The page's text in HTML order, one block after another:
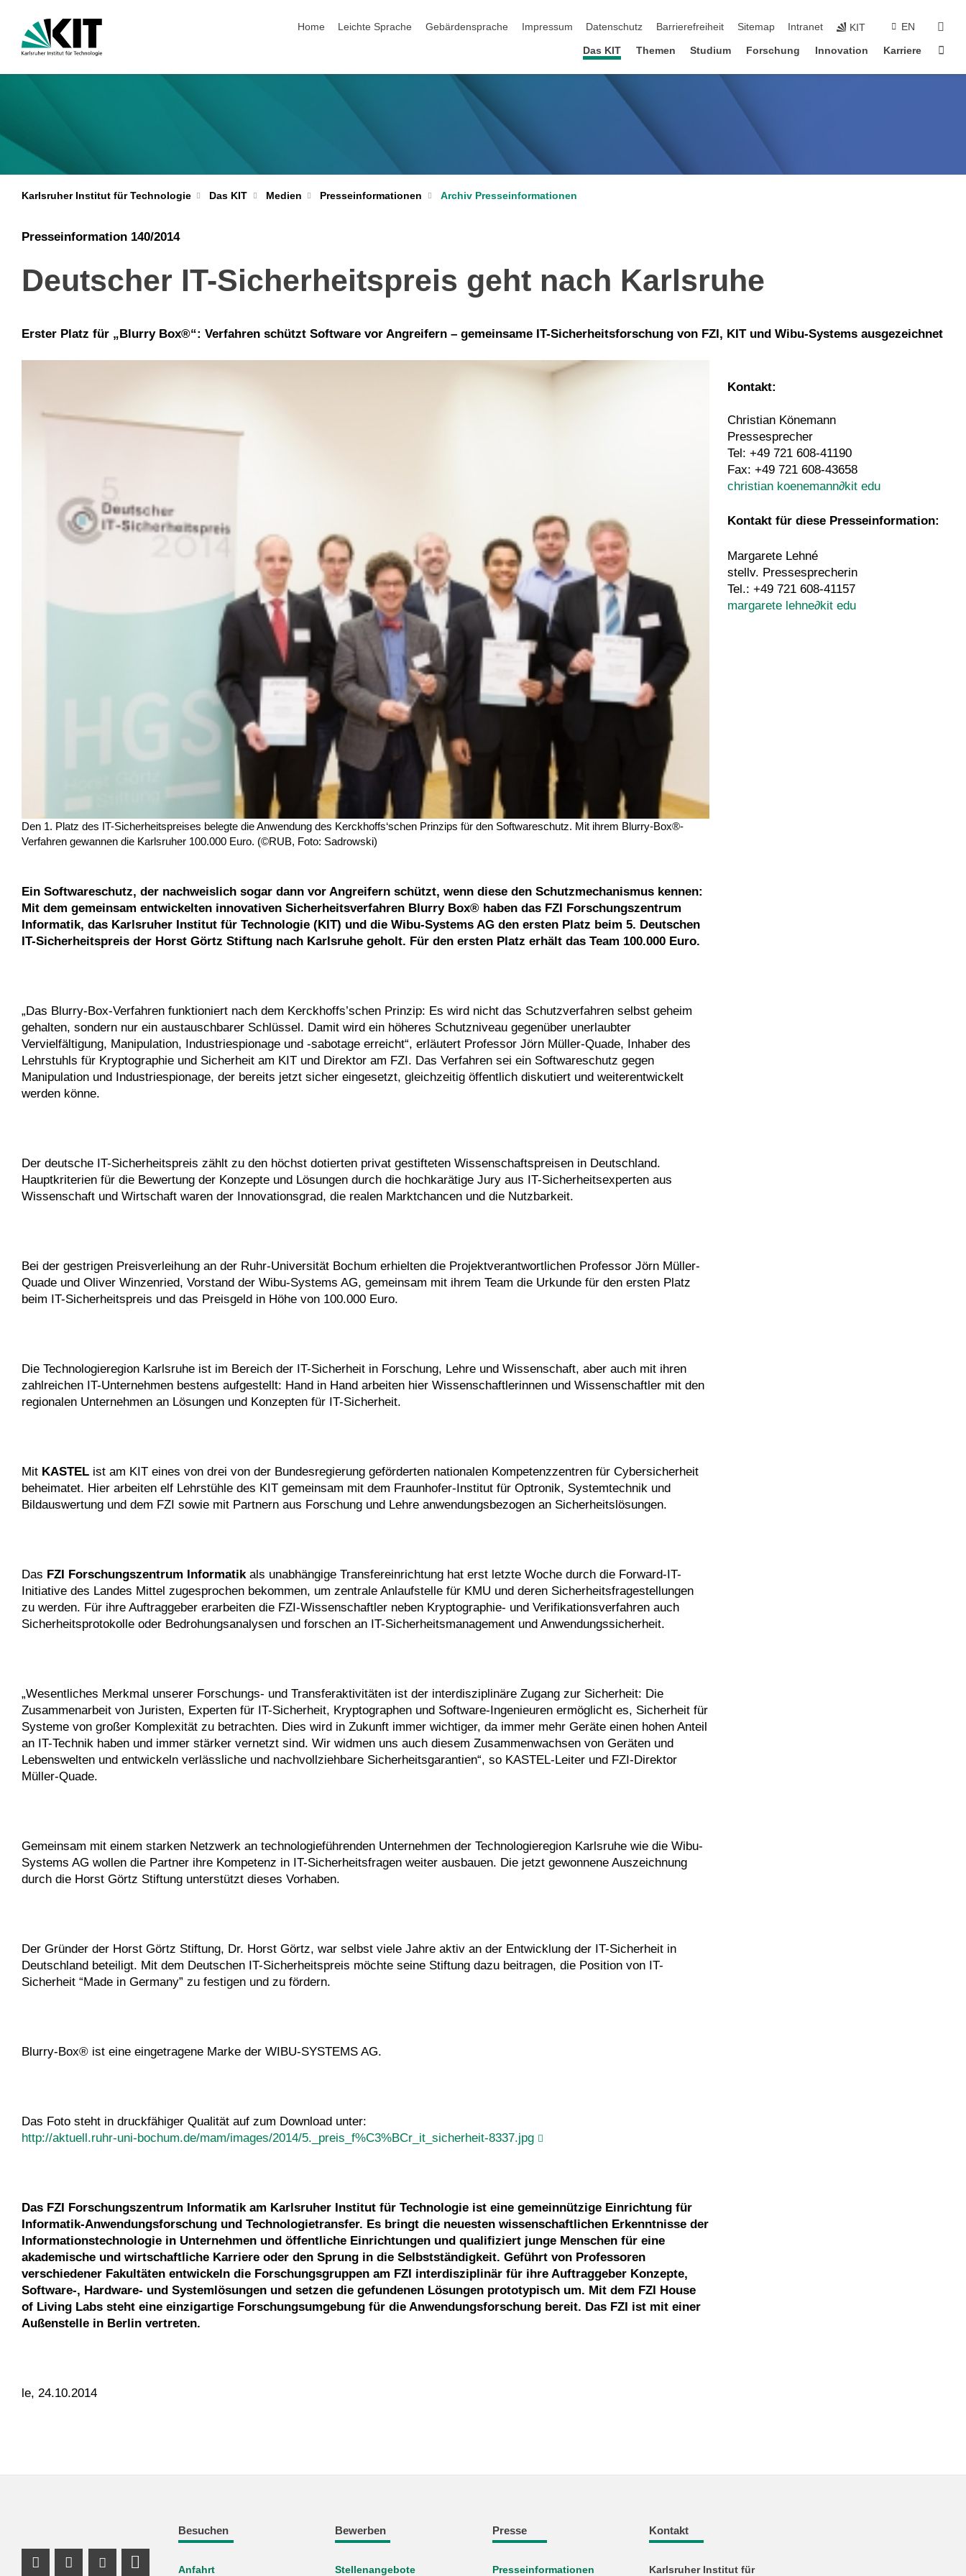
Home
Leichte Sprache Gebärdensprache Impressum Datenschutz Barrierefreiheit Sitemap Intranet KIT EN
Das KIT Themen Studium Forschung Innovation Karriere
Karlsruher Institut für Technologie Das KIT Medien Presseinformationen Archiv Presseinformationen
Presseinformation 140/2014
Deutscher IT-Sicherheitspreis geht nach Karlsruhe
Erster Platz für „Blurry Box®“: Verfahren schützt Software vor Angreifern – gemeinsame IT-Sicherheitsforschung von FZI, KIT und Wibu-Systems ausgezeichnet
Den 1. Platz des IT-Sicherheitspreises belegte die Anwendung des Kerckhoffs‘schen Prinzips für den Softwareschutz. Mit ihrem Blurry-Box®-
Verfahren gewannen die Karlsruher 100.000 Euro. (©RUB, Foto: Sadrowski)
Ein Softwareschutz, der nachweislich sogar dann vor Angreifern schützt, wenn diese den Schutzmechanismus kennen:
Mit dem gemeinsam entwickelten innovativen Sicherheitsverfahren Blurry Box® haben das FZI Forschungszentrum
Informatik, das Karlsruher Institut für Technologie (KIT) und die Wibu-Systems AG den ersten Platz beim 5. Deutschen
IT-Sicherheitspreis der Horst Görtz Stiftung nach Karlsruhe geholt. Für den ersten Platz erhält das Team 100.000 Euro.
„Das Blurry-Box-Verfahren funktioniert nach dem Kerckhoffs’schen Prinzip: Es wird nicht das Schutzverfahren selbst geheim
gehalten, sondern nur ein austauschbarer Schlüssel. Damit wird ein höheres Schutzniveau gegenüber unerlaubter
Vervielfältigung, Manipulation, Industriespionage und -sabotage erreicht“, erläutert Professor Jörn Müller-Quade, Inhaber des
Lehrstuhls für Kryptographie und Sicherheit am KIT und Direktor am FZI. Das Verfahren sei ein Softwareschutz gegen
Manipulation und Industriespionage, der bereits jetzt sicher eingesetzt, gleichzeitig öffentlich diskutiert und weiterentwickelt
werden könne.
Der deutsche IT-Sicherheitspreis zählt zu den höchst dotierten privat gestifteten Wissenschaftspreisen in Deutschland.
Hauptkriterien für die Bewertung der Konzepte und Lösungen durch die hochkarätige Jury aus IT-Sicherheitsexperten aus
Wissenschaft und Wirtschaft waren der Innovationsgrad, die realen Marktchancen und die Nutzbarkeit.
Bei der gestrigen Preisverleihung an der Ruhr-Universität Bochum erhielten die Projektverantwortlichen Professor Jörn Müller-
Quade und Oliver Winzenried, Vorstand der Wibu-Systems AG, gemeinsam mit ihrem Team die Urkunde für den ersten Platz
beim IT-Sicherheitspreis und das Preisgeld in Höhe von 100.000 Euro.
Die Technologieregion Karlsruhe ist im Bereich der IT-Sicherheit in Forschung, Lehre und Wissenschaft, aber auch mit ihren
zahlreichen IT-Unternehmen bestens aufgestellt: Hand in Hand arbeiten hier Wissenschaftlerinnen und Wissenschaftler mit den
regionalen Unternehmen an Lösungen und Konzepten für IT-Sicherheit.
Mit KASTEL ist am KIT eines von drei von der Bundesregierung geförderten nationalen Kompetenzzentren für Cybersicherheit
beheimatet. Hier arbeiten elf Lehrstühle des KIT gemeinsam mit dem Fraunhofer-Institut für Optronik, Systemtechnik und
Bildauswertung und dem FZI sowie mit Partnern aus Forschung und Lehre anwendungsbezogen an Sicherheitslösungen.
Das FZI Forschungszentrum Informatikals unabhängige Transfereinrichtung hat erst letzte Woche durch die Forward-IT-
Initiative des Landes Mittel zugesprochen bekommen, um zentrale Anlaufstelle für KMU und deren Sicherheitsfragestellungen
zu werden. Für ihre Auftraggeber erarbeiten die FZI-Wissenschaftler neben Kryptographie- und Verifikationsverfahren auch
Sicherheitsprotokolle oder Bedrohungsanalysen und forschen an IT-Sicherheitsmanagement und Anwendungssicherheit.
„Wesentliches Merkmal unserer Forschungs- und Transferaktivitäten ist der interdisziplinäre Zugang zur Sicherheit: Die
Zusammenarbeit von Juristen, Experten für IT-Sicherheit, Kryptographen und Software-Ingenieuren ermöglicht es, Sicherheit für
Systeme von großer Komplexität zu betrachten. Dies wird in Zukunft immer wichtiger, da immer mehr Geräte einen hohen Anteil
an IT-Technik haben und immer stärker vernetzt sind. Wir widmen uns auch diesem Zusammenwachsen von Geräten und
Lebenswelten und entwickeln verlässliche und nachvollziehbare Sicherheitsgarantien“, so KASTEL-Leiter und FZI-Direktor
Müller-Quade.
Gemeinsam mit einem starken Netzwerk an technologieführenden Unternehmen der Technologieregion Karlsruhe wie die Wibu-
Systems AG wollen die Partner ihre Kompetenz in IT-Sicherheitsfragen weiter ausbauen. Die jetzt gewonnene Auszeichnung
durch die Horst Görtz Stiftung unterstützt dieses Vorhaben.
Der Gründer der Horst Görtz Stiftung, Dr. Horst Görtz, war selbst viele Jahre aktiv an der Entwicklung der IT-Sicherheit in
Deutschland beteiligt. Mit dem Deutschen IT-Sicherheitspreis möchte seine Stiftung dazu beitragen, die Position von IT-
Sicherheit “Made in Germany” zu festigen und zu fördern.
Blurry-Box® ist eine eingetragene Marke der WIBU-SYSTEMS AG.
Das Foto steht in druckfähiger Qualität auf zum Download unter:
http://aktuell.ruhr-uni-bochum.de/mam/images/2014/5._preis_f%C3%BCr_it_sicherheit-8337.jpg
Das FZI Forschungszentrum Informatik am Karlsruher Institut für Technologie ist eine gemeinnützige Einrichtung für
Informatik-Anwendungsforschung und Technologietransfer. Es bringt die neuesten wissenschaftlichen Erkenntnisse der
Informationstechnologie in Unternehmen und öffentliche Einrichtungen und qualifiziert junge Menschen für eine
akademische und wirtschaftliche Karriere oder den Sprung in die Selbstständigkeit. Geführt von Professoren
verschiedener Fakultäten entwickeln die Forschungsgruppen am FZI interdisziplinär für ihre Auftraggeber Konzepte,
Software-, Hardware- und Systemlösungen und setzen die gefundenen Lösungen prototypisch um. Mit dem FZI House
of Living Labs steht eine einzigartige Forschungsumgebung für die Anwendungsforschung bereit. Das FZI ist mit einer
Außenstelle in Berlin vertreten.
le, 24.10.2014
Kontakt:
Christian Könemann
Pressesprecher
Tel: +49 721 608-41190
Fax: +49 721 608-43658
christian koenemann∂kit edu
Kontakt für diese Presseinformation:
Margarete Lehné
stellv. Pressesprecherin
Tel.: +49 721 608-41157
margarete lehne∂kit edu
Besuchen
Anfahrt
Bewerben
Stellenangebote
Presse
Presseinformationen
Kontakt
Karlsruher Institut für